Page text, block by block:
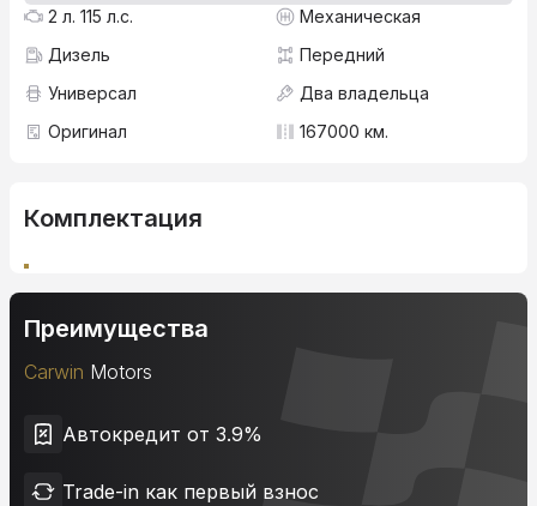
2 л. 115 л.с.
Механическая
Дизель
Передний
Универсал
Два владельца
Оригинал
167000 км.
Комплектация
Преимущества
Carwin Motors
Автокредит от 3.9%
Trade-in как первый взнос